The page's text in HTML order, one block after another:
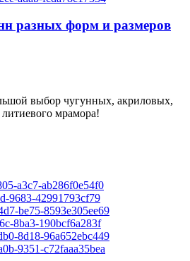
разных форм и размеров
выбор чугунных, акриловых,
мрамора!